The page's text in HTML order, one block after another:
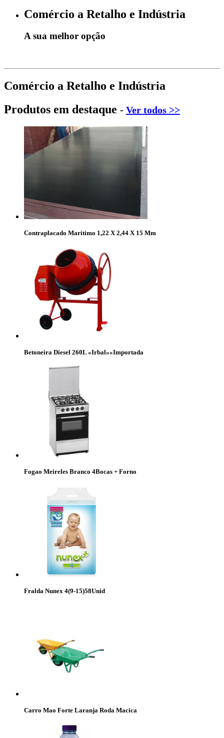
Comércio a Retalho e Indústria
A sua melhor opção
Comércio a Retalho e Indústria
Produtos em destaque - Ver todos >>
Contraplacado Maritimo 1,22 X 2,44 X 15 Mm
Betoneira Diesel 260L «Irbal»»Importada
Fogao Meireles Branco 4Bocas + Forno
Fralda Nunex 4(9-15)58Unid
Carro Mao Forte Laranja Roda Macica